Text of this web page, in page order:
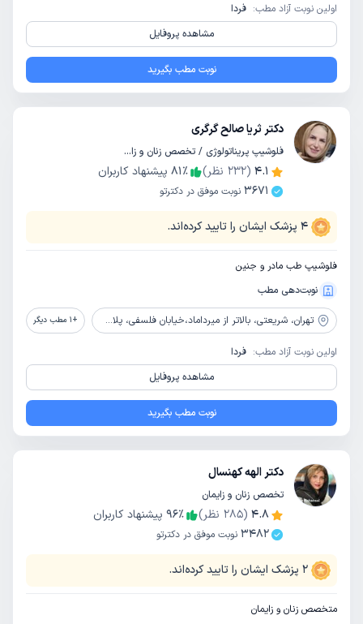
اولین نوبت آزاد مطب: فردا
مشاهده پروفایل
نوبت مطب بگیرید
دکتر ثریا صالح گرگری
فلوشیپ پریناتولوژی / تخصص زنان و زایمان
4.1
(
232 نظر) 81٪
پیشنهاد کاربران
3671 نوبت موفق در دکترتو
4 پزشک ایشان را تایید کرده‌اند.
فلوشیپ طب مادر و جنین
نوبت‌دهی مطب
تهران، شریعتی، بالاتر از میرداماد،خیابان فلسفی، پلاک 13، واحد 1، طبقه اول +
1 مطب دیگر
اولین نوبت آزاد مطب: فردا
مشاهده پروفایل
نوبت مطب بگیرید
دکتر الهه کهنسال
تخصص زنان و زایمان
4.8
(
285 نظر) 96٪
پیشنهاد کاربران
3482 نوبت موفق در دکترتو
2 پزشک ایشان را تایید کرده‌اند.
متخصص زنان و زایمان